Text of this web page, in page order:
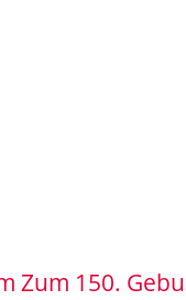
Zum 150.